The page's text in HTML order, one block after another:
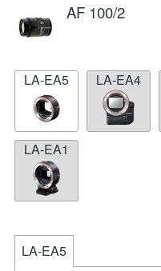
AF 100/2
LA-EA5 LA-EA4
LA-EA1
LA-EA5